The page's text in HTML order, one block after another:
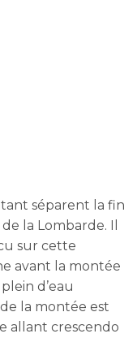
séparent la fin
la Lombarde. Il
sur cette
avant la montée
d’eau
la montée est
allant crescendo